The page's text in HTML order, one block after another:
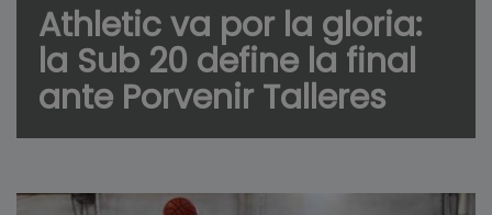
Athletic va por la gloria:
la Sub 20 define la final
ante Porvenir Talleres